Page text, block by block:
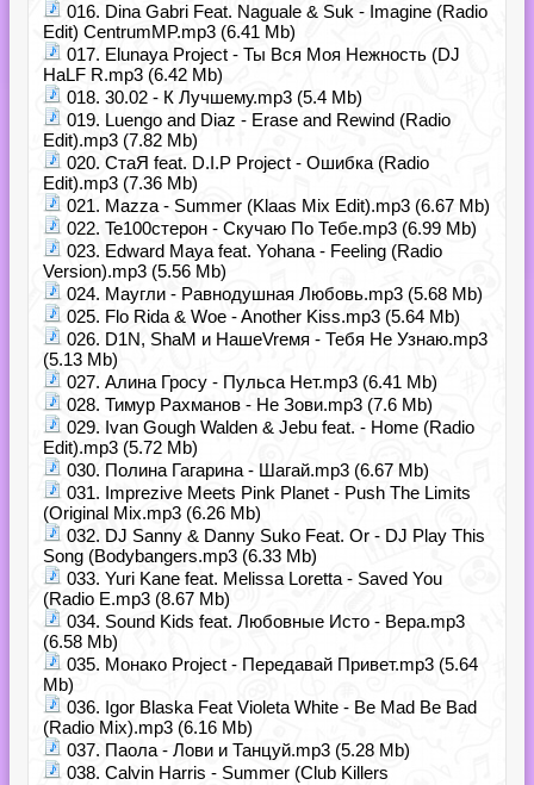
016. Dina Gabri Feat. Naguale & Suk - Imagine (Radio
Edit) CentrumMP.mp3 (6.41 Mb)
017. Elunaya Project - Ты Вся Моя Нежность (DJ
HaLF R.mp3 (6.42 Mb)
018. 30.02 - К Лучшему.mp3 (5.4 Mb)
019. Luengo and Diaz - Erase and Rewind (Radio
Edit).mp3 (7.82 Mb)
020. СтаЯ feat. D.I.P Project - Ошибка (Radio
Edit).mp3 (7.36 Mb)
021. Mazza - Summer (Klaas Mix Edit).mp3 (6.67 Mb)
022. Te100стерон - Скучаю По Тебе.mp3 (6.99 Mb)
023. Edward Maya feat. Yohana - Feeling (Radio
Version).mp3 (5.56 Mb)
024. Маугли - Равнодушная Любовь.mp3 (5.68 Mb)
025. Flo Rida & Woe - Another Kiss.mp3 (5.64 Mb)
026. D1N, ShaM и НашеVrемя - Тебя Не Узнаю.mp3
(5.13 Mb)
027. Алина Гросу - Пульса Нет.mp3 (6.41 Mb)
028. Тимур Рахманов - Не Зови.mp3 (7.6 Mb)
029. Ivan Gough Walden & Jebu feat. - Home (Radio
Edit).mp3 (5.72 Mb)
030. Полина Гагарина - Шагай.mp3 (6.67 Mb)
031. Imprezive Meets Pink Planet - Push The Limits
(Original Mix.mp3 (6.26 Mb)
032. DJ Sanny & Danny Suko Feat. Or - DJ Play This
Song (Bodybangers.mp3 (6.33 Mb)
033. Yuri Kane feat. Melissa Loretta - Saved You
(Radio E.mp3 (8.67 Mb)
034. Sound Kids feat. Любовные Исто - Вера.mp3
(6.58 Mb)
035. Монако Project - Передавай Привет.mp3 (5.64
Mb)
036. Igor Blaska Feat Violeta White - Be Mad Be Bad
(Radio Mix).mp3 (6.16 Mb)
037. Паола - Лови и Танцуй.mp3 (5.28 Mb)
038. Calvin Harris - Summer (Club Killers